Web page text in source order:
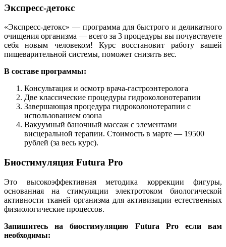
Экспресс-детокс
«Экспресс-детокс» — программа для быстрого и деликатного
очищения организма — всего за 3 процедуры вы почувствуете
себя новым человеком! Курс восстановит работу вашей
пищеварительной системы, поможет снизить вес.
В составе программы:
Консультация и осмотр врача-гастроэнтеролога
Две классические процедуры гидроколонотерапии
Завершающая процедура гидроколонотерапии с
использованием озона
Вакуумный баночный массаж с элементами
висцеральной терапии. Стоимость в марте — 19500
рублей (за весь курс).
Биостимуляция Futura Pro
Это высокоэффективная методика коррекции фигуры,
основанная на стимуляции электротоком биологической
активности тканей организма для активизации естественных
физиологические процессов.
Запишитесь на биостимуляцию Futura Pro если вам
необходимы: